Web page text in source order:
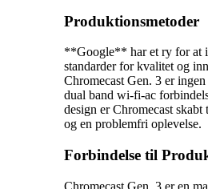
Produktionsmetoder
**Google** har et ry for at
standarder for kvalitet og
Chromecast Gen. 3 er
dual band wi-fi-ac
design er Chromecast
og en problemfri oplevelse.
Forbindelse til
Chromecast Gen. 3 er en